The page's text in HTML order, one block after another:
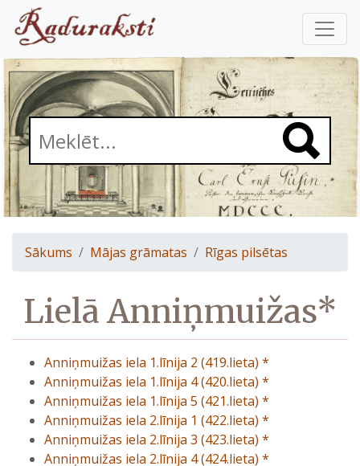
Sākums Mājas grāmatas Rīgas pilsētas
Lielā Anniņmuižas*
Anniņmuižas iela 1.līnija 2 (419.lieta) *
Anniņmuižas iela 1.līnija 4 (420.lieta) *
Anniņmuižas iela 1.līnija 5 (421.lieta) *
Anniņmuižas iela 2.līnija 1 (422.lieta) *
Anniņmuižas iela 2.līnija 3 (423.lieta) *
Anniņmuižas iela 2.līnija 4 (424.lieta) *